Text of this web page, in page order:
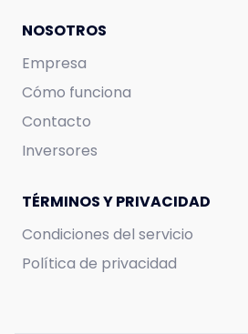
NOSOTROS
Empresa
Cómo funciona
Contacto
Inversores
TÉRMINOS Y PRIVACIDAD
Condiciones del servicio
Política de privacidad